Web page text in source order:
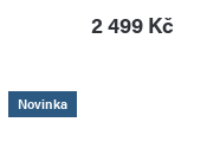
2 499 Kč
Novinka